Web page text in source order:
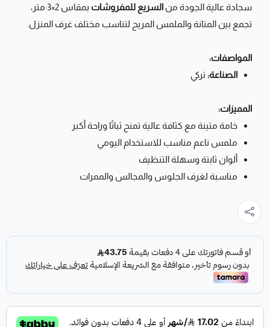
سجادة عالية الجودة من السريع للمفروشات
بمقاس 2×3 متر،
تجمع بين المتانة والملمس المريح لتناسب مختلف غرف المنزل.
المواصفات:
الصناعة: تركي
المميزات:
خامة متينة مع كثافة عالية تمنح ثباتًا وراحة أكبر
ملمس ناعم مناسب للاستخدام اليومي
ألوان ثابتة وسهلة التنظيف
مناسبة لغرف الجلوس والمجالس والممرات